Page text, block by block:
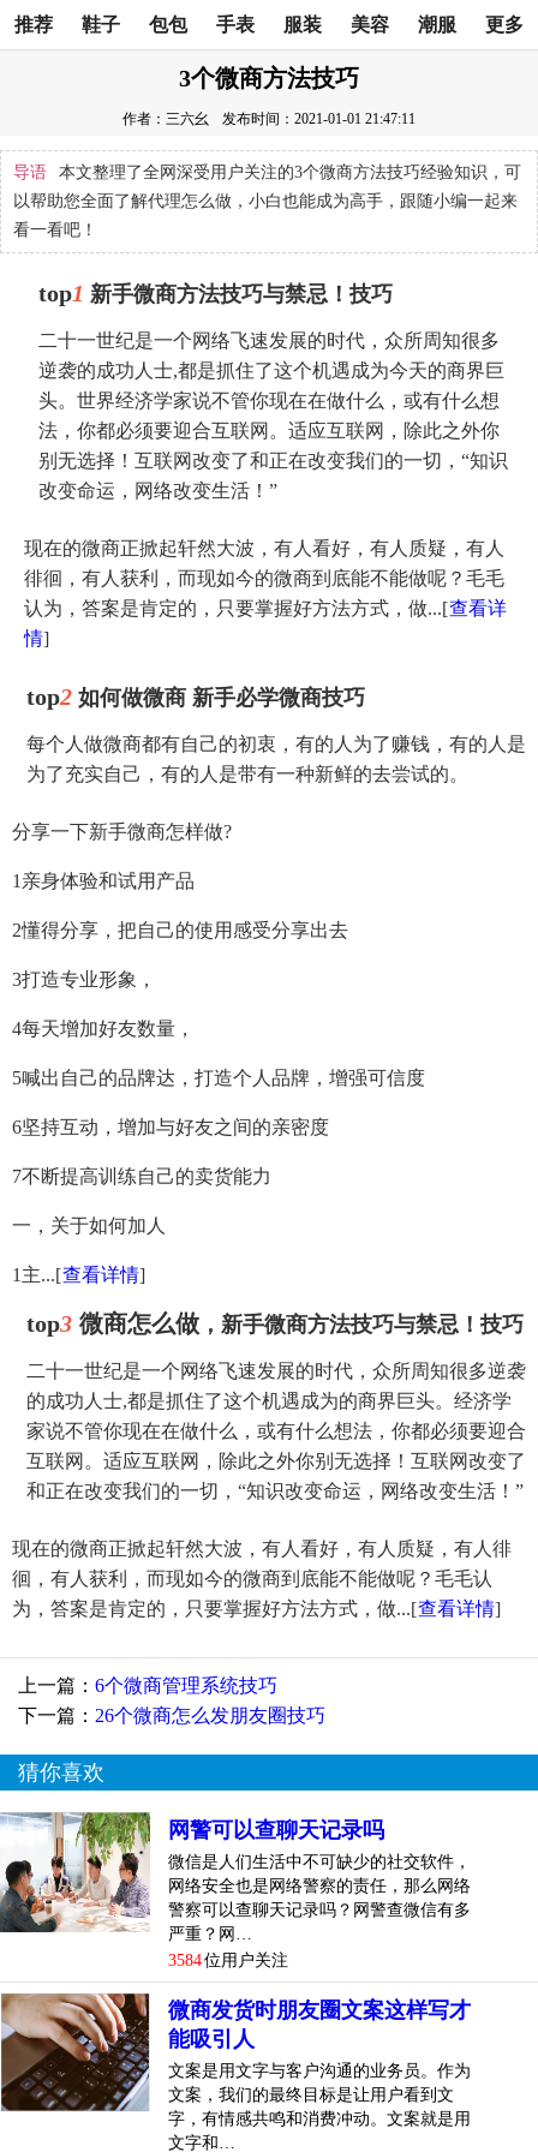
推荐 鞋子 包包 手表 服装 美容 潮服 更多
3个微商方法技巧
作者：三六幺 发布时间：2021-01-01 21:47:11
导语
本文整理了全网深受用户关注的3个微商方法技巧经验知识，可
以帮助您全面了解代理怎么做，小白也能成为高手，跟随小编一起来
看一看吧！
top1 新手微商方法技巧与禁忌！技巧
二十一世纪是一个网络飞速发展的时代，众所周知很多
逆袭的成功人士,都是抓住了这个机遇成为今天的商界巨
头。世界经济学家说不管你现在在做什么，或有什么想
法，你都必须要迎合互联网。适应互联网，除此之外你
别无选择！互联网改变了和正在改变我们的一切，“知识
改变命运，网络改变生活！”
现在的微商正掀起轩然大波，有人看好，有人质疑，有人
徘徊，有人获利，而现如今的微商到底能不能做呢？毛毛
认为，答案是肯定的，只要掌握好方法方式，做...[查看详
情]
top2 如何做微商 新手必学微商技巧
每个人做微商都有自己的初衷，有的人为了赚钱，有的人是
为了充实自己，有的人是带有一种新鲜的去尝试的。
分享一下新手微商怎样做?
1亲身体验和试用产品
2懂得分享，把自己的使用感受分享出去
3打造专业形象，
4每天增加好友数量，
5喊出自己的品牌达，打造个人品牌，增强可信度
6坚持互动，增加与好友之间的亲密度
7不断提高训练自己的卖货能力
一，关于如何加人
1主...[查看详情]
top3 微商怎么做 ，新手微商方法技巧与禁忌！技巧
二十一世纪是一个网络飞速发展的时代，众所周知很多逆袭
的成功人士,都是抓住了这个机遇成为的商界巨头。经济学
家说不管你现在在做什么，或有什么想法，你都必须要迎合
互联网。适应互联网，除此之外你别无选择！互联网改变了
和正在改变我们的一切，“知识改变命运，网络改变生活！”
现在的微商正掀起轩然大波，有人看好，有人质疑，有人徘
徊，有人获利，而现如今的微商到底能不能做呢？毛毛认
为，答案是肯定的，只要掌握好方法方式，做...[查看详情]
上一篇： 6个微商管理系统技巧
下一篇： 26个微商怎么发朋友圈技巧
猜你喜欢
网警可以查聊天记录吗
微信是人们生活中不可缺少的社交软件，
网络安全也是网络警察的责任，那么网络
警察可以查聊天记录吗？网警查微信有多
严重？网…
3584位用户关注
微商发货时朋友圈文案这样写才
能吸引人
文案是用文字与客户沟通的业务员。作为
文案，我们的最终目标是让用户看到文
字，有情感共鸣和消费冲动。文案就是用
文字和…